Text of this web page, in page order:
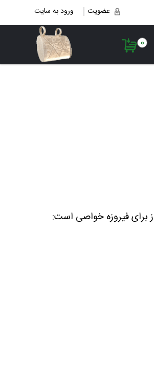
عضویت ورود به سایت
0
برای فیروزه خواصی است: